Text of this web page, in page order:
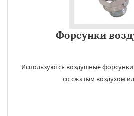
Форсунки
Используются воздушные
со сжатым воздухом